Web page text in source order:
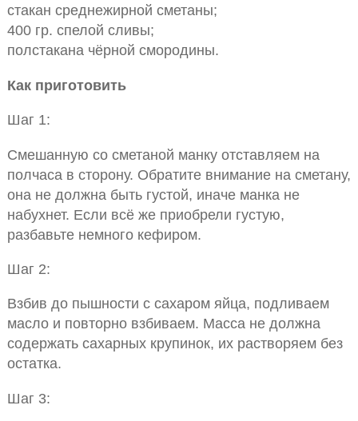
стакан среднежирной сметаны;
400 гр. спелой сливы;
полстакана чёрной смородины.
Как приготовить
Шаг 1:
Смешанную со сметаной манку отставляем на
полчаса в сторону. Обратите внимание на сметану,
она не должна быть густой, иначе манка не
набухнет. Если всё же приобрели густую,
разбавьте немного кефиром.
Шаг 2:
Взбив до пышности с сахаром яйца, подливаем
масло и повторно взбиваем. Масса не должна
содержать сахарных крупинок, их растворяем без
остатка.
Шаг 3: